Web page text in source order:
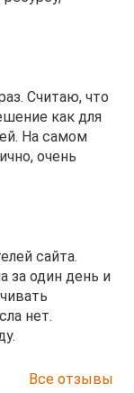
Считаю, что
как для
На самом
очень
сайта.
за один день и
нет.
Все отзывы